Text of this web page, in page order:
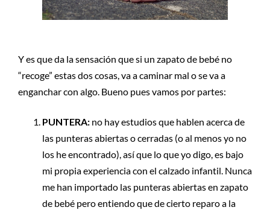
Y es que da la sensación que si un zapato de bebé no
“recoge” estas dos cosas, va a caminar mal o se va a
enganchar con algo. Bueno pues vamos por partes:
PUNTERA: no hay estudios que hablen acerca de
las punteras abiertas o cerradas (o al menos yo no
los he encontrado), así que lo que yo digo, es bajo
mi propia experiencia con el calzado infantil. Nunca
me han importado las punteras abiertas en zapato
de bebé pero entiendo que de cierto reparo a la